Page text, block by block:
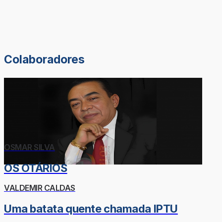
Colaboradores
OSMAR SILVA
OS OTÁRIOS
VALDEMIR CALDAS
Uma batata quente chamada IPTU